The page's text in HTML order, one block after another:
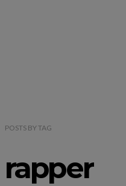
POSTS BYTAG
rapper